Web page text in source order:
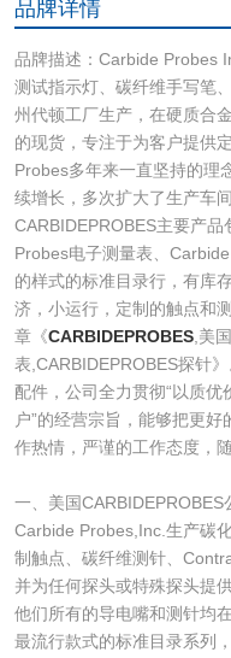
品牌详情
品牌描述：Carbide Probes
测试指示灯、碳纤维手写笔
州代顿工厂生产，在硬质合
的现货，专注于为客户提供
Probes多年来一直坚持的理
续增长，多次扩大了生产车
CARBIDEPROBES主要产
Probes电子测量表、
的样式的标准目录行，有库
济，小运行，定制的触点和
章《CARBIDEPROBES,美
表,CARBIDEPROBES探针
配件，公司全力贯彻“以质
户”的经营宗旨，能够把更
作热情，严谨的工作态度，
一、美国CARBIDEPROBES
Carbide Probes,Inc.生产碳
制触点、碳纤维测针、
并为任何探头或特殊探头提
他们所有的导电嘴和测针均
最流行款式的标准目录系列